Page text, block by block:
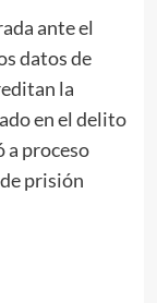
ante el
datos de
la
en el delito
a proceso
prisión